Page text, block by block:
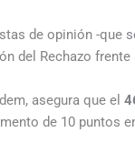
de opinión -que
del Rechazo
asegura que el
de 10 puntos